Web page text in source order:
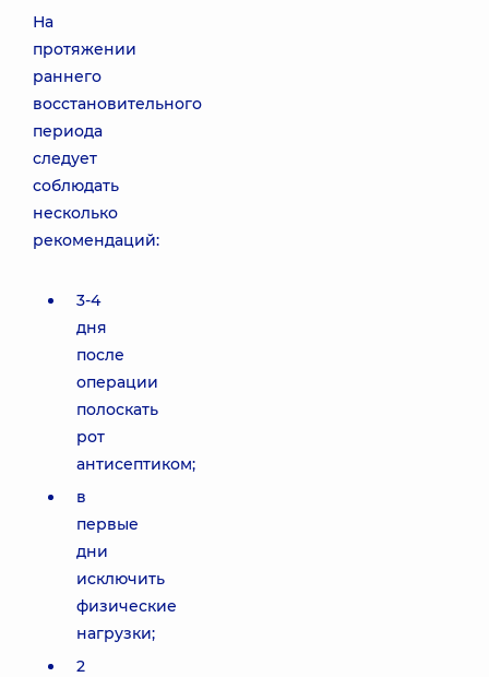
На
протяжении
раннего
восстановительного
периода
следует
соблюдать
несколько
рекомендаций:
3-4
дня
после
операции
полоскать
рот
антисептиком;
в
первые
дни
исключить
физические
нагрузки;
2